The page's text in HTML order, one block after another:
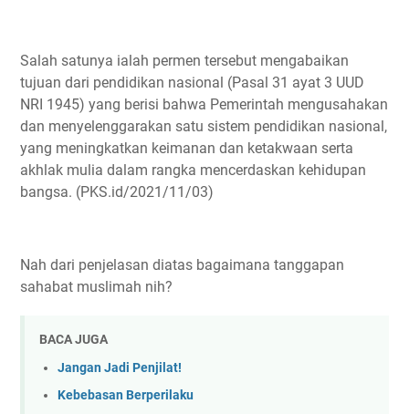
Salah satunya ialah permen tersebut mengabaikan
tujuan dari pendidikan nasional (Pasal 31 ayat 3 UUD
NRI 1945) yang berisi bahwa Pemerintah mengusahakan
dan menyelenggarakan satu sistem pendidikan nasional,
yang meningkatkan keimanan dan ketakwaan serta
akhlak mulia dalam rangka mencerdaskan kehidupan
bangsa. (PKS.id/2021/11/03)
Nah dari penjelasan diatas bagaimana tanggapan
sahabat muslimah nih?
BACA JUGA
Jangan Jadi Penjilat!
Kebebasan Berperilaku